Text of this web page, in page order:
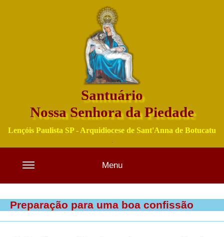
Santuário
Nossa Senhora da Piedade
Lençóis Paulista SP - Arquidiocese de Sant'Anna de Botucatu
Menu
Preparação para uma boa confissão